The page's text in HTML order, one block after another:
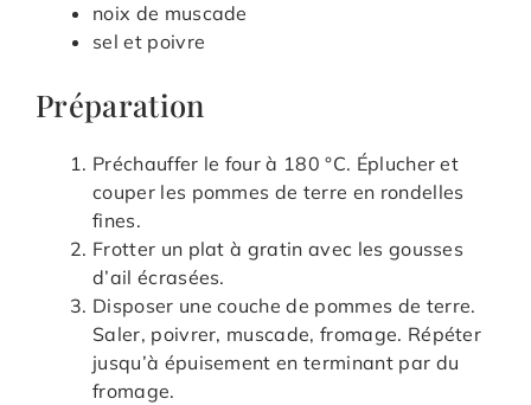
noix de muscade
sel et poivre
Préparation
Préchauffer le four à 180 °C. Éplucher et
couper les pommes de terre en rondelles
fines.
Frotter un plat à gratin avec les gousses
d’ail écrasées.
Disposer une couche de pommes de terre.
Saler, poivrer, muscade, fromage. Répéter
jusqu’à épuisement en terminant par du
fromage.